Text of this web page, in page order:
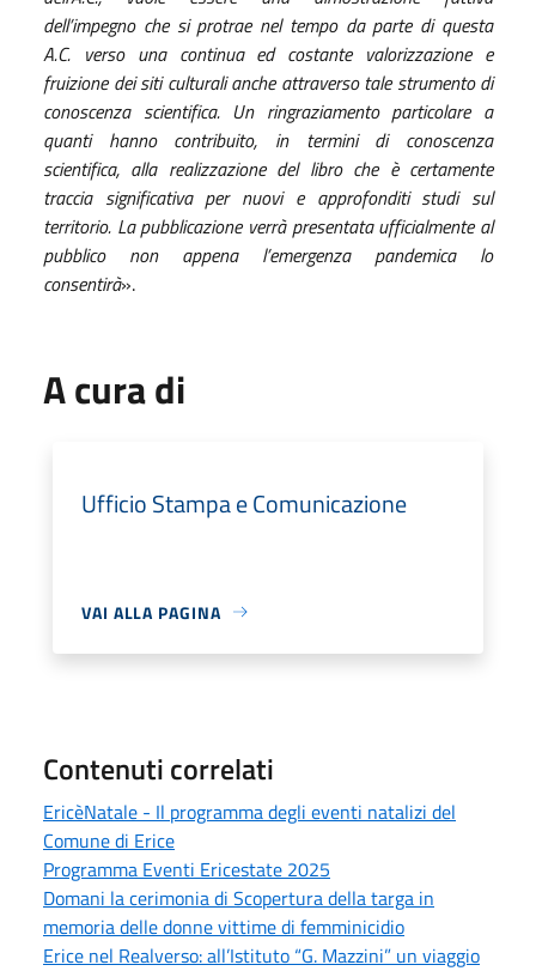
dell’impegno che si protrae nel tempo da parte di questa
A.C. verso una continua ed costante valorizzazione e
fruizione dei siti culturali anche attraverso tale strumento di
conoscenza scientifica. Un ringraziamento particolare a
quanti hanno contribuito, in termini di conoscenza
scientifica, alla realizzazione del libroche è certamente
traccia significativa per nuovi e approfonditi studi sul
territorio. La pubblicazione verrà presentata ufficialmente al
pubblico non appena l’emergenza pandemica lo
consentirà».
A cura di
Ufficio Stampa e Comunicazione
VAI ALLA PAGINA
Contenuti correlati
EricèNatale - Il programma degli eventi natalizi del
Comune di Erice
Programma Eventi Ericestate 2025
Domani la cerimonia di Scopertura della targa in
memoria delle donne vittime di femminicidio
Erice nel Realverso: all’Istituto “G. Mazzini” un viaggio